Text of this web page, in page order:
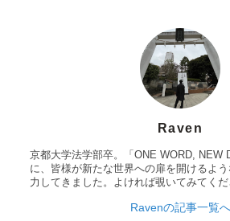
Raven
京都大学法学部卒。「ONE WORD, NEW
に、皆様が新たな世界への扉を開けるよ
力してきました。よければ覗いてみてくだ
Ravenの記事一覧へ